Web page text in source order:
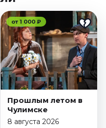
от 1 000 ₽
Прошлым летом в
Чулимске
8 августа 2026